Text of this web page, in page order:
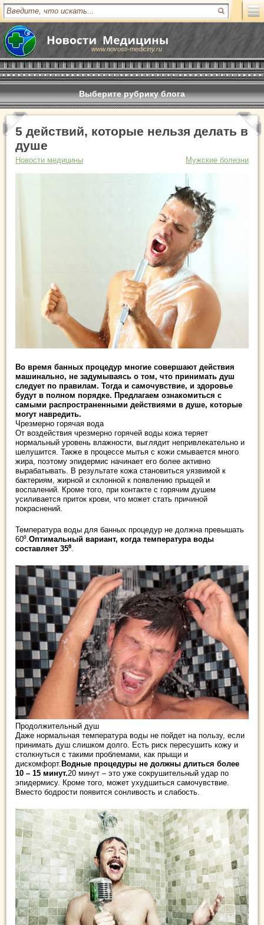
www.novosti-mediciny.ru
Выберите рубрику блога
5 действий, которые нельзя делать в
душе
Новости медицины Мужские болезни
Во время банных процедур многие совершают действия
машинально, не задумываясь о том, что принимать душ
следует по правилам. Тогда и самочувствие, и здоровье
будут в полном порядке. Предлагаем ознакомиться с
самыми распространенными действиями в душе, которые
могут навредить.
Чрезмерно горячая вода
От воздействия чрезмерно горячей воды кожа теряет
нормальный уровень влажности, выглядит непривлекательно и
шелушится. Также в процессе мытья с кожи смывается много
жира, поэтому эпидермис начинает его более активно
вырабатывать. В результате кожа становиться уязвимой к
бактериям, жирной и склонной к появлению прыщей и
воспалений. Кроме того, при контакте с горячим душем
усиливается приток крови, что может стать причиной
покраснений.
Температура воды для банных процедур не должна превышать
60⁰.Оптимальный вариант, когда температура воды
составляет 35⁰.
Продолжительный душ
Даже нормальная температура воды не пойдет на пользу, если
принимать душ слишком долго. Есть риск пересушить кожу и
столкнуться с такими проблемами, как прыщи и
дискомфорт. Водные процедуры не должны длиться более
10 – 15 минут.20 минут – это уже сокрушительный удар по
эпидермису. Кроме того, может ухудшиться самочувствие.
Вместо бодрости появится сонливость и слабость.